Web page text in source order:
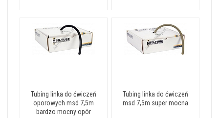
Tubing linka do ćwiczeń
oporowych msd 7,5m
bardzo mocny opór
Tubing linka do ćwiczeń
msd 7,5m super mocna